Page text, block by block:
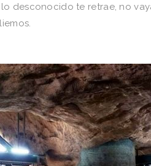
desconocido te retrae, no